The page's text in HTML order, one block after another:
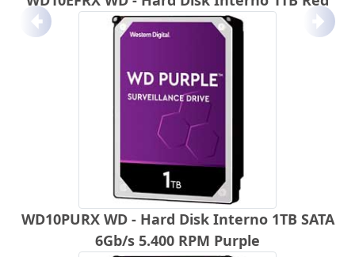
WD10PURX WD - Hard Disk Interno 1TB SATA
6Gb/s 5.400 RPM Purple
Anterior